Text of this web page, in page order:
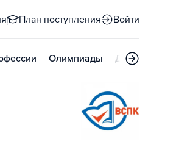
План поступления Войти
Олимпиады Дни открытых